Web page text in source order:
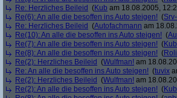
Re: Herzliches Beileid (Kub am 18.08.2005,
Re(6): An alle die besoffen ins Auto steigen! (
Re: Herzliches Beileid (Autofachmann am
Re(10): An alle die besoffen ins Auto steigen! (
Re(7): An alle die besoffen ins Auto steigen! (Kub
Re(8): An alle die besoffen ins Auto steigen! (
Re(2): Herzliches Beileid (Wulfman! am
Re: An alle die besoffen ins Auto steigen! (tuvix
Re(2): Herzliches Beileid (Wulfman! am
Re(2): An alle die besoffen ins Auto steigen! (Kub